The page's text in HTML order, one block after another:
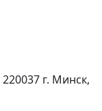
220037 г. Минск,